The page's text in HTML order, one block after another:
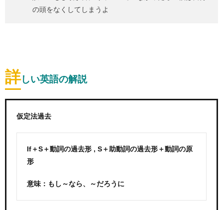
の頭をなくしてしまうよ
詳しい英語の解説
仮定法過去
If＋S＋動詞の過去形 , S＋助動詞の過去形＋動詞の原
形
意味：もし～なら、～だろうに